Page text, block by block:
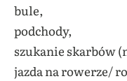
bule,
podchody,
szukanie skarbów
jazda na rowerze/